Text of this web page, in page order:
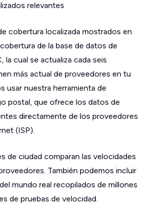
relevantes
cobertura localizada mostrados en
de la base de datos de
la cual se actualiza cada seis
más actual de proveedores en tu
usar nuestra herramienta de
postal, que ofrece los datos de
directamente de los proveedores
(ISP).
de ciudad comparan las velocidades
También podemos incluir
del mundo real recopilados de millones
de pruebas de velocidad.